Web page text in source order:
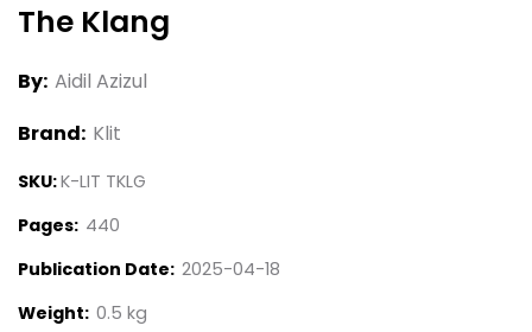
The Klang
By: Aidil Azizul
Brand: Klit
SKU:K-LIT TKLG
Pages: 440
Publication Date: 2025-04-18
Weight: 0.5 kg